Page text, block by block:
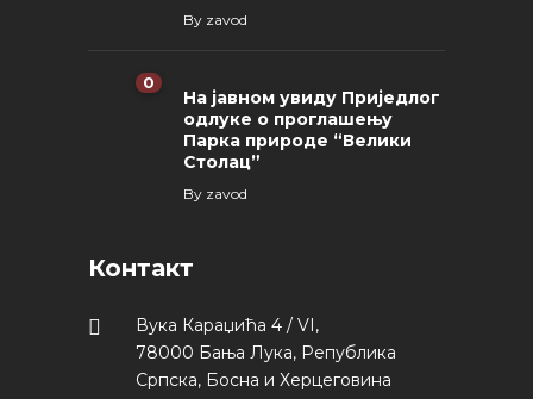
By zavod
0
На јавном увиду Приједлог
oдлуке о проглашењу
Парка природе “Велики
Столац”
By zavod
Контакт
Вука Караџића 4 / VI,
78000 Бања Лука, Република
Српска, Босна и Херцеговина